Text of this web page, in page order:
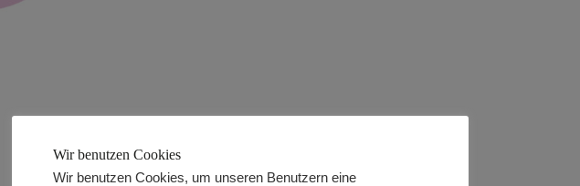
Wir benutzen Cookies
Wir benutzen Cookies, um unseren Benutzern eine